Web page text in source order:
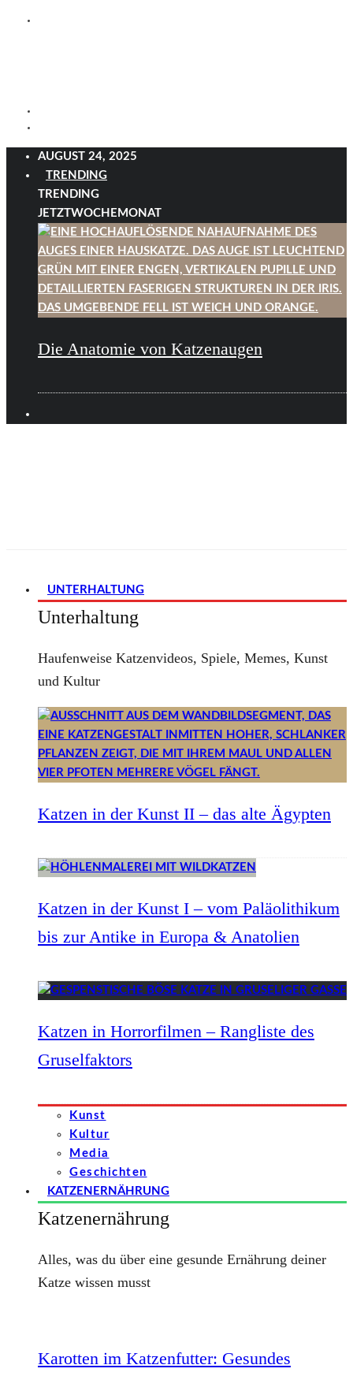
AUGUST 24, 2025
TRENDING
TRENDING
JETZTWOCHE MONAT
Die Anatomie von Katzenaugen
UNTERHALTUNG
Unterhaltung
Haufenweise Katzenvideos, Spiele, Memes, Kunst
und Kultur
Katzen in der Kunst II – das alte Ägypten
Katzen in der Kunst I – vom Paläolithikum
bis zur Antike in Europa & Anatolien
Katzen in Horrorfilmen – Rangliste des
Gruselfaktors
Kunst
Kultur
Media
Geschichten
KATZENERNÄHRUNG
Katzenernährung
Alles, was du über eine gesunde Ernährung deiner
Katze wissen musst
Karotten im Katzenfutter: Gesundes